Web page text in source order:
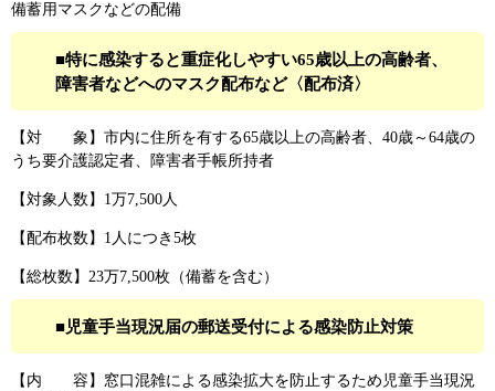
備蓄用マスクなどの配備
■特に感染すると重症化しやすい65歳以上の高齢者、
障害者などへのマスク配布など〈配布済〉
【対 象】市内に住所を有する65歳以上の高齢者、40歳～64歳の
うち要介護認定者、障害者手帳所持者
【対象人数】1万7,500人
【配布枚数】1人につき5枚
【総枚数】23万7,500枚（備蓄を含む）
■児童手当現況届の郵送受付による感染防止対策
【内 容】窓口混雑による感染拡大を防止するため児童手当現況